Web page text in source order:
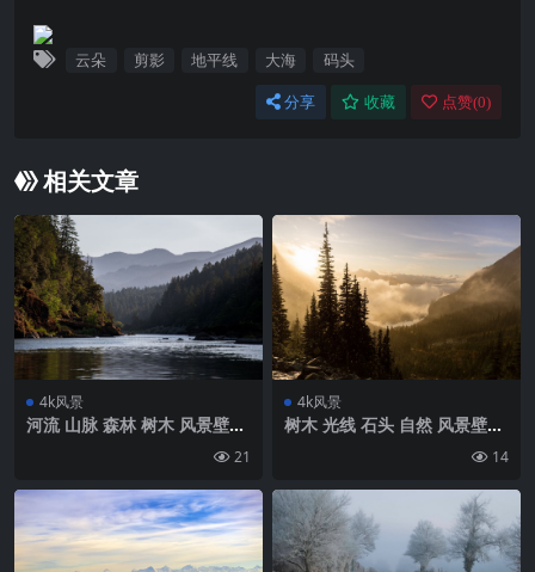
云朵 剪影 地平线 大海 码头
分享 收藏 点赞(0)
相关文章
4k风景
河流 山脉 森林 树木 风景壁纸
21
4k风景
树木 光线 石头 自然 风景壁纸
14